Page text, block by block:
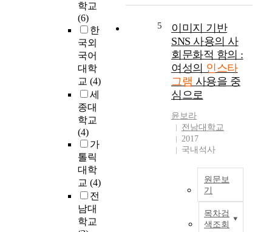
학교
(6)
한
국외
국어
대학
교 (4)
세
종대
학교
(4)
가
톨릭
대학
교 (4)
전
남대
학교
산
가
소
5
이미지 기반
SNS 사용의 사
회문화적 함의 :
여성의 인스타
그램 사용을 중
심으로
윤보라
전남대학교
2017
국내석사
원문보
기
목차검
색조회